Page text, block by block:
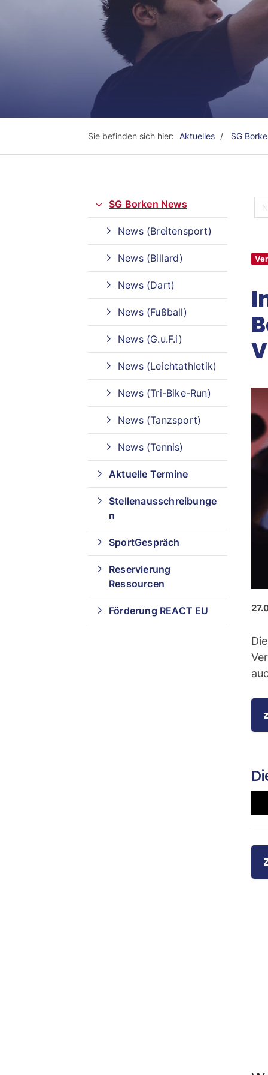
Sie befinden sich hier: Aktuelles SG
SG Borken News
News (Breitensport)
News (Billard)
News (Dart)
News (Fußball)
News (G.u.F.i)
News (Leichtathletik)
News (Tri-Bike-Run)
News (Tanzsport)
News (Tennis)
Aktuelle Termine
Stellenausschreibunge
n
SportGespräch
Reservierung
Ressourcen
Förderung REACT EU
Quicklinks
Sportangebote finden
Unser Sportangebot
Sportangebot A-Z